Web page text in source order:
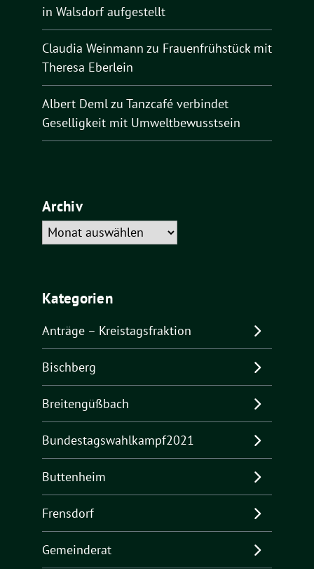
in Walsdorf aufgestellt
Claudia Weinmann zu Frauenfrühstück mit
Theresa Eberlein
Albert Deml zu Tanzcafé verbindet
Geselligkeit mit Umweltbewusstsein
Archiv
Archiv
Kategorien
Anträge – Kreistagsfraktion
Bischberg
Breitengüßbach
Bundestagswahlkampf2021
Buttenheim
Frensdorf
Gemeinderat